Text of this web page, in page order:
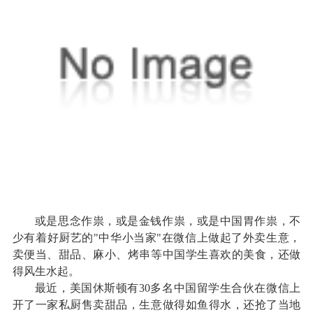
或是思念作祟，或是金钱作祟，或是中国胃作祟，不
少有着好厨艺的"中华小当家"在微信上做起了外卖生意，
卖便当、甜品、麻小、烤串等中国学生喜欢的美食，还做
得风生水起。
最近，美国休斯顿有30多名中国留学生合伙在微信上
开了一家私厨售卖甜品，生意做得如鱼得水，还抢了当地